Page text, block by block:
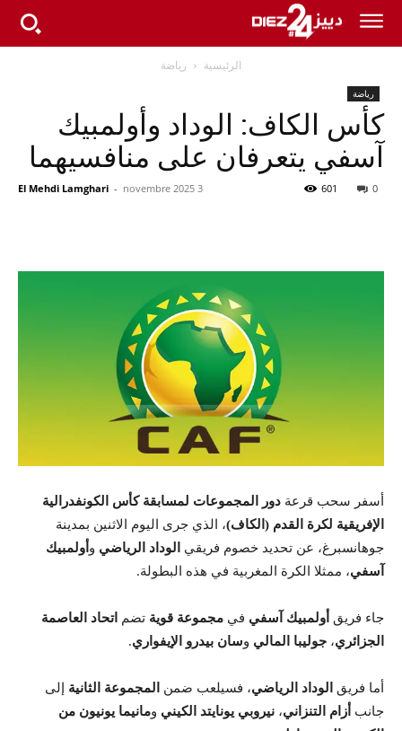
الرئيسية رياضة
رياضة
كأس الكاف: الوداد وأولمبيك
آسفي يتعرفان على منافسيهما
El Mehdi Lamghari - 3 novembre 2025 0
601
أسفر سحب قرعة دور المجموعات لمسابقة كأس الكونفدرالية
الإفريقية لكرة القدم (الكاف)، الذي جرى اليوم الاثنين بمدينة
جوهانسبرغ، عن تحديد خصوم فريقي
الوداد الرياضي و أولمبيك
آسفي، ممثلا الكرة المغربية في هذه البطولة.
جاء فريق أولمبيك آسفي في مجموعة قوية تضم اتحاد العاصمة
الجزائري، جوليبا المالي وسان بيدرو الإيفواري.
أما فريق الوداد الرياضي، فسيلعب ضمن المجموعة الثانية إلى
جانب أزام التنزاني، نيروبي يونايتد الكيني ومانيما يونيون من